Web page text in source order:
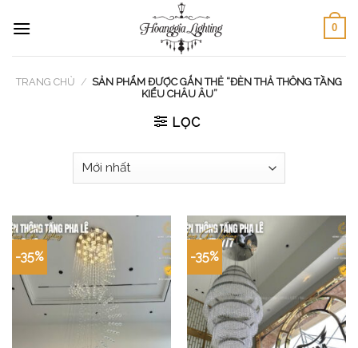
0
TRANG CHỦ / SẢN PHẨM ĐƯỢC GẮN THẺ “ĐÈN THẢ THÔNG TẦNG
KIỂU CHÂU ÂU”
LỌC
-35% -35%